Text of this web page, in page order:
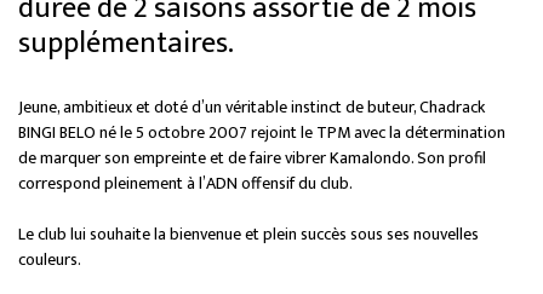
supplémentaires.
Jeune, ambitieux et doté d’un véritable instinct de buteur, Chadrack
BINGI BELO né le 5 octobre 2007 rejoint le TPM avec la détermination
de marquer son empreinte et de faire vibrer Kamalondo. Son profil
correspond pleinement à l’ADN offensif du club.
Le club lui souhaite la bienvenue et plein succès sous ses nouvelles
couleurs.